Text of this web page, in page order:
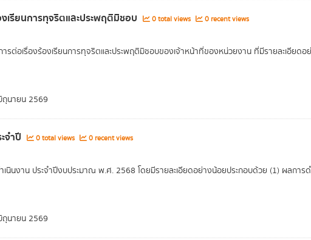
เรียนการทุจริตและประพฤติมิชอบ 0 total views 0 recent views
รต่อเรื่องร้องเรียนการทุจริตและประพฤติมิชอบของเจ้าหน้าที่ของหน่วยงาน ที่มีรายละเอียด
นายน 2569
จำปี 0 total views 0 recent views
นินงาน ประจำปีงบประมาณ พ.ศ. 2568 โดยมีรายละเอียดอย่างน้อยประกอบด้วย (1) ผลการ
นายน 2569